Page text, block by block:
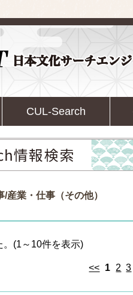
CUL-Search
産業・仕事（その他）
。(1～10件を表示)
<< 1 2 3